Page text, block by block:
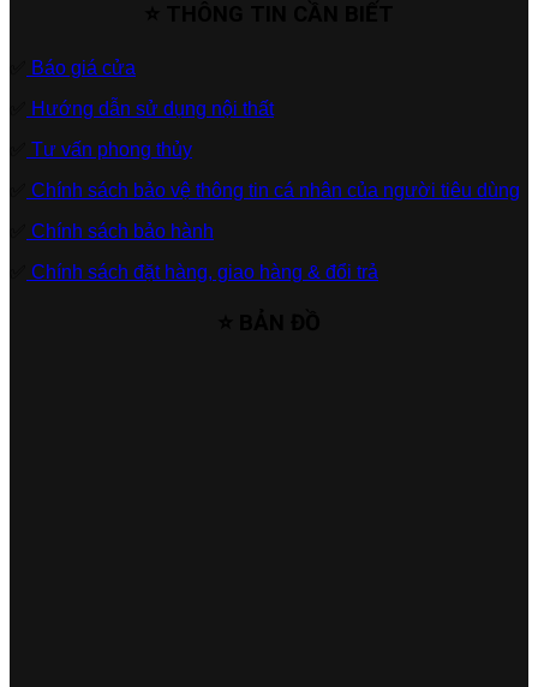
Báo giá cửa
Hướng dẫn sử dụng nội thất
Tư vấn phong thủy
Chính sách bảo vệ thông tin cá nhân của người tiêu dùng
Chính sách bảo hành
Chính sách đặt hàng, giao hàng & đổi trả